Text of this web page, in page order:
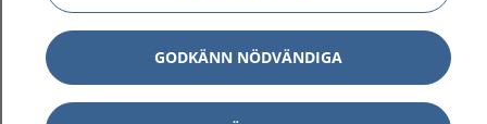
Inställningar för kakor
1177 – en tjänst frånInera.
GODKÄNN NÖDVÄNDIGA